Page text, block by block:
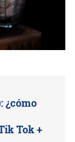
¿cómo
Tok +